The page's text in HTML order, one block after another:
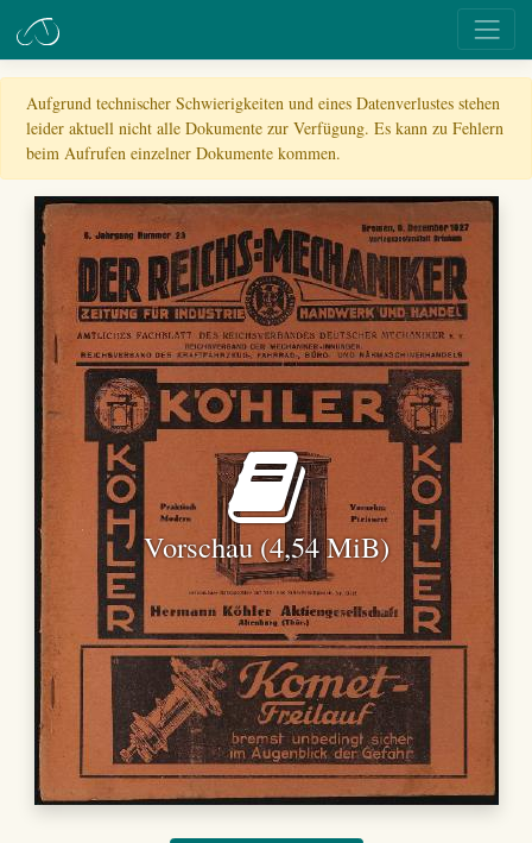
Aufgrund technischer Schwierigkeiten und eines Datenverlustes stehen
leider aktuell nicht alle Dokumente zur Verfügung. Es kann zu Fehlern
beim Aufrufen einzelner Dokumente kommen.
Vorschau (4,54 MiB)